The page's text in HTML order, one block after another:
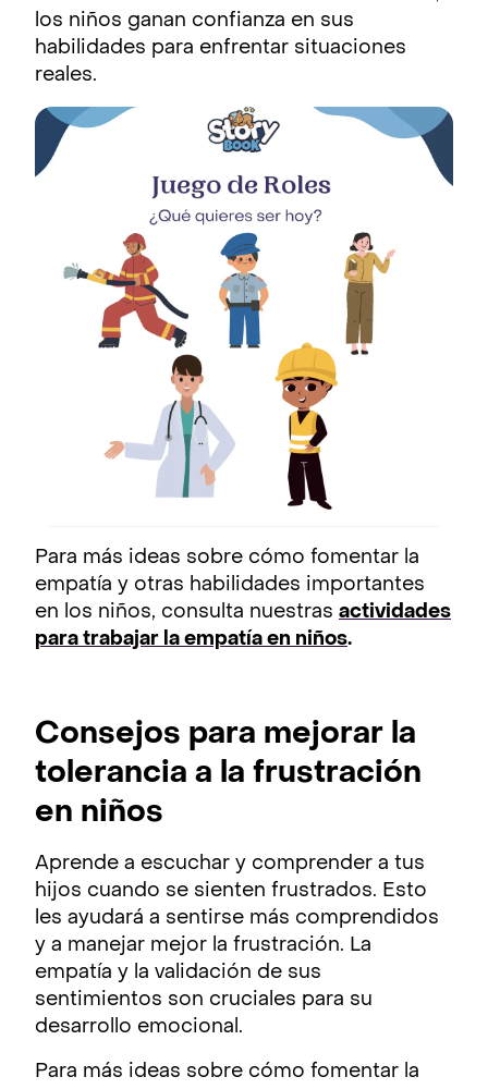
los niños ganan confianza en sus
habilidades para enfrentar situaciones
reales.
Para más ideas sobre cómo fomentar la
empatía y otras habilidades importantes
en los niños, consulta nuestras actividades
para trabajar la empatía en niños.
Consejos para mejorar la
tolerancia a la frustración
en niños
Aprende a escuchar y comprender a tus
hijos cuando se sienten frustrados. Esto
les ayudará a sentirse más comprendidos
y a manejar mejor la frustración. La
empatía y la validación de sus
sentimientos son cruciales para su
desarrollo emocional.
Para más ideas sobre cómo fomentar la